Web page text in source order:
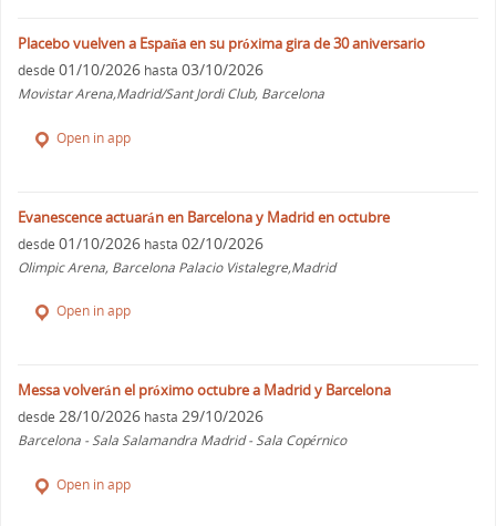
Placebo vuelven a España en su próxima gira de 30 aniversario
desde 01/10/2026 hasta 03/10/2026
Movistar Arena,Madrid/Sant Jordi Club, Barcelona
Open in app
Evanescence actuarán en Barcelona y Madrid en octubre
desde 01/10/2026 hasta 02/10/2026
Olimpic Arena, Barcelona Palacio Vistalegre,Madrid
Open in app
Messa volverán el próximo octubre a Madrid y Barcelona
desde 28/10/2026 hasta 29/10/2026
Barcelona - Sala Salamandra Madrid - Sala Copérnico
Open in app